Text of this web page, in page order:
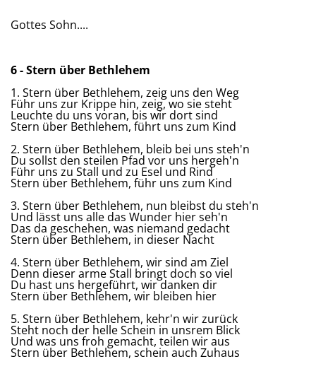
Gottes Sohn....
6 - Stern über Bethlehem
1. Stern über Bethlehem, zeig uns den Weg
Führ uns zur Krippe hin, zeig, wo sie steht
Leuchte du uns voran, bis wir dort sind
Stern über Bethlehem, führt uns zum Kind
2. Stern über Bethlehem, bleib bei uns steh'n
Du sollst den steilen Pfad vor uns hergeh'n
Führ uns zu Stall und zu Esel und Rind
Stern über Bethlehem, führ uns zum Kind
3. Stern über Bethlehem, nun bleibst du steh'n
Und lässt uns alle das Wunder hier seh'n
Das da geschehen, was niemand gedacht
Stern über Bethlehem, in dieser Nacht
4. Stern über Bethlehem, wir sind am Ziel
Denn dieser arme Stall bringt doch so viel
Du hast uns hergeführt, wir danken dir
Stern über Bethlehem, wir bleiben hier
5. Stern über Bethlehem, kehr'n wir zurück
Steht noch der helle Schein in unsrem Blick
Und was uns froh gemacht, teilen wir aus
Stern über Bethlehem, schein auch Zuhaus